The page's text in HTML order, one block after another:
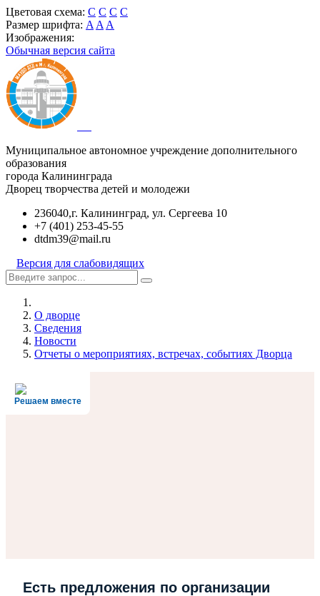
Цветовая схема: C C C C
Размер шрифта: A A A
Изображения:
Обычная версия сайта
Муниципальное автономное учреждение дополнительного
образования
города Калининграда
Дворец творчества детей и молодежи
236040,г. Калининград, ул. Сергеева 10
+7 (401) 253-45-55
dtdm39@mail.ru
Версия для слабовидящих
О дворце
Сведения
Новости
Отчеты о мероприятиях, встречах, событиях Дворца
Решаем вместе
Есть предложения по организации